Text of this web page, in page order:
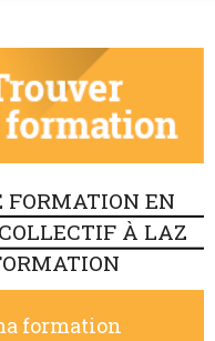
FORMATION EN
À LAZ
formation